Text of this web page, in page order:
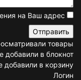
на Ваш адрес
товары
добавили в блокнот
добавили в корзину
Логин